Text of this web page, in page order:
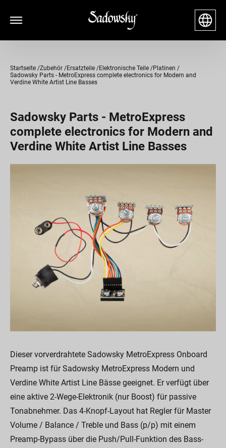
Startseite Zubehör Ersatzteile Elektronische Teile
Platinen
Sadowsky Parts - MetroExpress complete electronics for Modern and
Verdine White Artist Line Basses
Sadowsky Parts - MetroExpress
complete electronics for Modern and
Verdine White Artist Line Basses
Dieser vorverdrahtete Sadowsky MetroExpress Onboard
Preamp ist für Sadowsky MetroExpress Modern und
Verdine White Artist Line Bässe geeignet. Er verfügt über
eine aktive 2-Wege-Elektronik (nur Boost) für passive
Tonabnehmer. Das 4-Knopf-Layout hat Regler für Master
Volume / Balance / Treble und Bass (p/p) mit einem
Preamp-Bypass über die Push/Pull-Funktion des Bass-